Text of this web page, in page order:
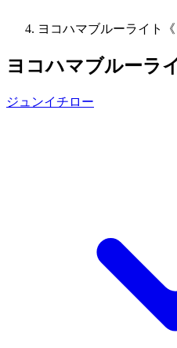
ヨコハマブルーライト《
ヨコハマブルーラ
ジュンイチロー